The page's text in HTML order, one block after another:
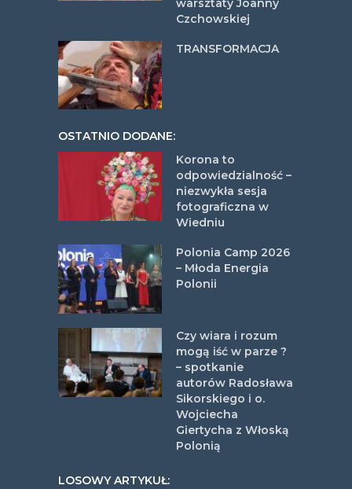
warsztaty Joanny
Czchowskiej
TRANSFORMACJA
OSTATNIO DODANE:
Korona to
odpowiedzialność –
niezwykła sesja
fotograficzna w
Wiedniu
Polonia Camp 2026
– Młoda Energia
Polonii
Czy wiara i rozum
mogą iść w parze ?
– spotkanie
autorów Radosława
Sikorskiego i o.
Wojciecha
Giertycha z Włoską
Polonią
LOSOWY ARTYKUŁ: